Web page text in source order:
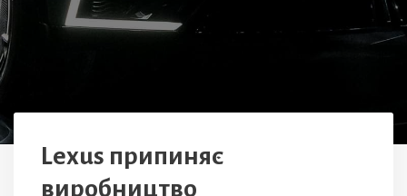
Lexus припиняє
виробництво